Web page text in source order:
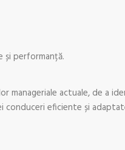
și performanță.
manageriale actuale, de a
eficiente și